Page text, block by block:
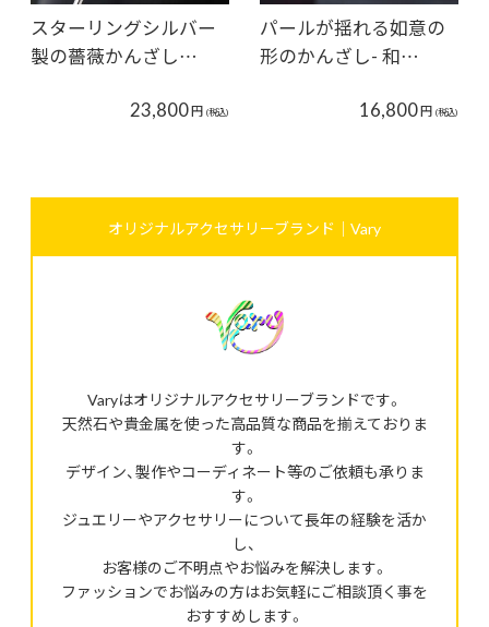
スターリングシルバー
製の薔薇かんざし…
23,800円 (税込)
パールが揺れる如意の
形のかんざし- 和…
16,800円 (税込)
オリジナルアクセサリーブランド｜Vary
Varyはオリジナルアクセサリーブランドです。
天然石や貴金属を使った高品質な商品を揃えておりま
す。
デザイン、製作やコーディネート等のご依頼も承りま
す。
ジュエリーやアクセサリーについて長年の経験を活か
し、
お客様のご不明点やお悩みを解決します。
ファッションでお悩みの方はお気軽にご相談頂く事を
おすすめします。